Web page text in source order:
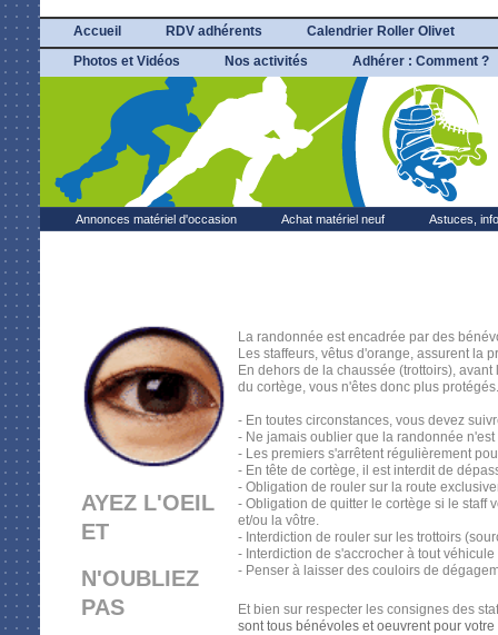
Accueil RDV adhérents
Calendrier Roller Olivet
Photos et Vidéos
Nos activités Adhérer : Comment ?
Annonces matériel d'occasion Achat matériel neuf Astuces,
AYEZ L'OEIL
ET
N'OUBLIEZ
PAS
La randonnée est encadrée par des
Les staffeurs, vêtus d'orange, assurent la
En dehors de la chaussée (trottoirs),
du cortège, vous n'êtes donc plus protégés.
- En toutes circonstances, vous devez
- Ne jamais oublier que la randonnée
- Les premiers s'arrêtent régulièrement
- En tête de cortège, il est interdit de
- Obligation de rouler sur la route
- Obligation de quitter le cortège si le staff
et/ou la vôtre.
- Interdiction de rouler sur les trottoirs
- Interdiction de s'accrocher à tout
- Penser à laisser des couloirs de
Et bien sur respecter les consignes des
sont tous bénévoles et oeuvrent pour votre